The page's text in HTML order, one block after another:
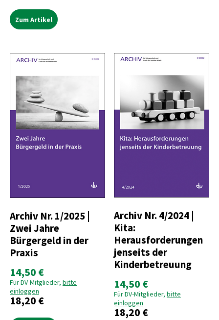
Zum Artikel
Archiv Nr. 1/2025 |
Zwei Jahre
Bürgergeld in der
Praxis
14,50 €
Für DV-Mitglieder, bitte
einloggen
18,20 €
Archiv Nr. 4/2024 |
Kita:
Herausforderungen
jenseits der
Kinderbetreuung
14,50 €
Für DV-Mitglieder, bitte
einloggen
18,20 €